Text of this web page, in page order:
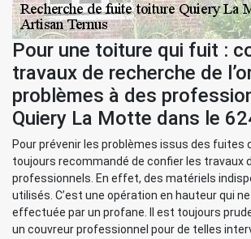
Pour une toiture qui fuit :
travaux de recherche de
problèmes à des
Quiery La Motte dans le
Pour prévenir les problèmes issus des fuites
toujours recommandé de confier les travaux
professionnels. En effet, des matériels
utilisés. C’est une opération en hauteur qui
effectuée par un profane. Il est toujours
un couvreur professionnel pour de telles